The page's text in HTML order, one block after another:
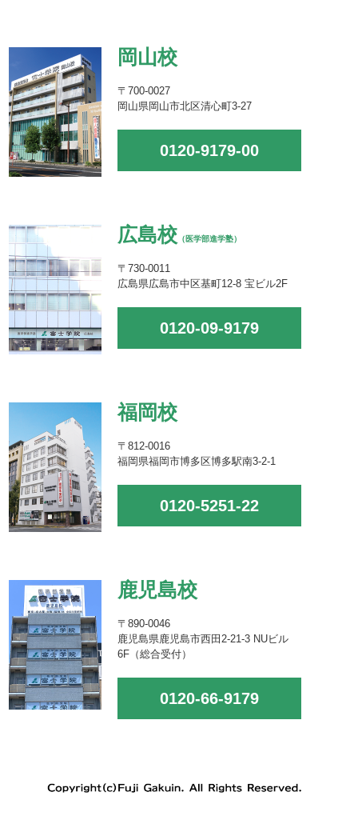
岡山校
〒700-0027
岡山県岡山市北区清心町3-27
0120-9179-00
広島校 （医学部進学塾）
〒730-0011
広島県広島市中区基町12-8 宝ビル2F
0120-09-9179
福岡校
〒812-0016
福岡県福岡市博多区博多駅南3-2-1
0120-5251-22
鹿児島校
〒890-0046
鹿児島県鹿児島市西田2-21-3 NUビル
6F（総合受付）
0120-66-9179